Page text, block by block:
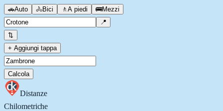
🚗Auto 🚴Bici 🚶 A piedi 🚌Mezzi
📍
⇅
+ Aggiungi tappa
Calcola
Distanze
Chilometriche